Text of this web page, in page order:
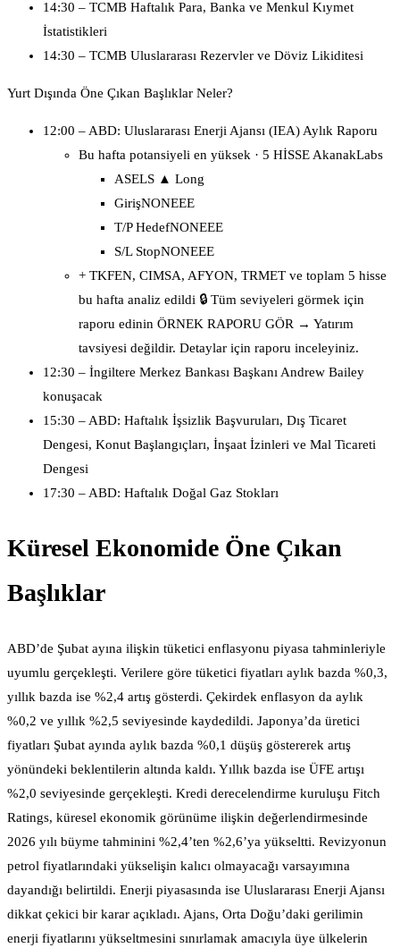
14:30 – TCMB Haftalık Para, Banka ve Menkul Kıymet
İstatistikleri
14:30 – TCMB Uluslararası Rezervler ve Döviz Likiditesi
Yurt Dışında Öne Çıkan Başlıklar Neler?
12:00 – ABD: Uluslararası Enerji Ajansı (IEA) Aylık Raporu
Bu hafta potansiyeli en yüksek · 5 HİSSE AkanakLabs
ASELS ▲ Long
GirişNONEEE
T/P HedefNONEEE
S/L StopNONEEE
+ TKFEN, CIMSA, AFYON, TRMET ve toplam 5 hisse
bu hafta analiz edildi 🔒 Tüm seviyeleri görmek için
raporu edinin ÖRNEK RAPORU GÖR → Yatırım
tavsiyesi değildir. Detaylar için raporu inceleyiniz.
12:30 – İngiltere Merkez Bankası Başkanı Andrew Bailey
konuşacak
15:30 – ABD: Haftalık İşsizlik Başvuruları, Dış Ticaret
Dengesi, Konut Başlangıçları, İnşaat İzinleri ve Mal Ticareti
Dengesi
17:30 – ABD: Haftalık Doğal Gaz Stokları
Küresel Ekonomide Öne Çıkan
Başlıklar
ABD’de Şubat ayına ilişkin tüketici enflasyonu piyasa tahminleriyle
uyumlu gerçekleşti. Verilere göre tüketici fiyatları aylık bazda %0,3,
yıllık bazda ise %2,4 artış gösterdi. Çekirdek enflasyon da aylık
%0,2 ve yıllık %2,5 seviyesinde kaydedildi. Japonya’da üretici
fiyatları Şubat ayında aylık bazda %0,1 düşüş göstererek artış
yönündeki beklentilerin altında kaldı. Yıllık bazda ise ÜFE artışı
%2,0 seviyesinde gerçekleşti. Kredi derecelendirme kuruluşu Fitch
Ratings, küresel ekonomik görünüme ilişkin değerlendirmesinde
2026 yılı büyme tahminini %2,4’ten %2,6’ya yükseltti. Revizyonun
petrol fiyatlarındaki yükselişin kalıcı olmayacağı varsayımına
dayandığı belirtildi. Enerji piyasasında ise Uluslararası Enerji Ajansı
dikkat çekici bir karar açıkladı. Ajans, Orta Doğu’daki gerilimin
enerji fiyatlarını yükseltmesini sınırlamak amacıyla üye ülkelerin